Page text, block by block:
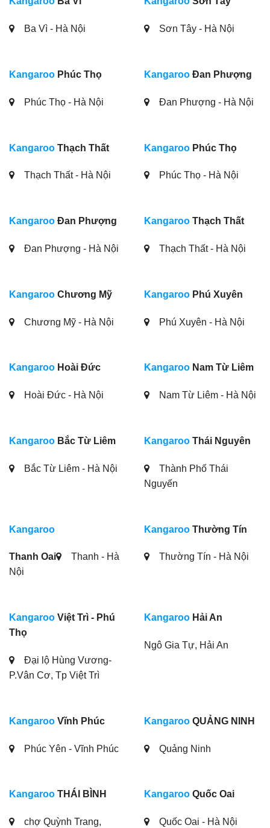
Ba Vì - Hà Nội Sơn Tây - Hà Nội
Kangaroo Phúc Thọ
Phúc Thọ - Hà Nội
Kangaroo Đan Phượng
Đan Phượng - Hà Nội
Kangaroo Thạch Thất
Thạch Thất - Hà Nội
Kangaroo Phúc Thọ
Phúc Thọ - Hà Nội
Kangaroo Đan Phượng
Đan Phượng - Hà Nội
Kangaroo Thạch Thất
Thạch Thất - Hà Nội
Kangaroo Chương Mỹ
Chương Mỹ - Hà Nội
Kangaroo Phú Xuyên
Phú Xuyên - Hà Nội
Kangaroo Hoài Đức
Hoài Đức - Hà Nội
Kangaroo Nam Từ Liêm
Nam Từ Liêm - Hà Nội
Kangaroo Bắc Từ Liêm
Bắc Từ Liêm - Hà Nội
Kangaroo Thái Nguyên
Thành Phố Thái
Nguyến
Kangaroo
Thanh Oai
Thanh - Hà
Nội
Kangaroo Thường Tín
Thường Tín - Hà Nội
Kangaroo Việt Trì - Phú
Thọ
Đại lộ Hùng Vương-
P.Vân Cơ, Tp Việt Trì
Kangaroo Hải An
Ngô Gia Tự, Hải An
Kangaroo Vĩnh Phúc
Phúc Yên - Vĩnh Phúc
Kangaroo QUẢNG NINH
Quảng Ninh
Kangaroo THÁI BÌNH
chợ Quỳnh Trang,
Kangaroo Quốc Oai
Quốc Oai - Hà Nội